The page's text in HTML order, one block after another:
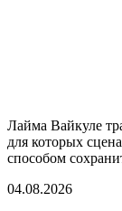
Лайма Вайкуле
для которых
способом
04.08.2026